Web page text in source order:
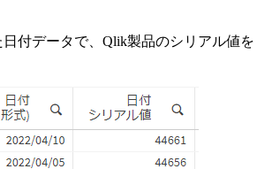
付データで、Qlik製品のシリアル値を